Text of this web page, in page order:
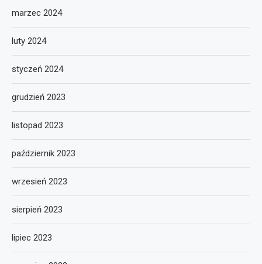
marzec 2024
luty 2024
styczeń 2024
grudzień 2023
listopad 2023
październik 2023
wrzesień 2023
sierpień 2023
lipiec 2023